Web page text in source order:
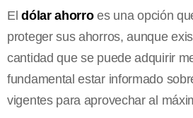
Eldólar ahorroes una opción
proteger sus ahorros, aunque
cantidad que se puede adquirir
fundamental estar informado
vigentes para aprovechar al